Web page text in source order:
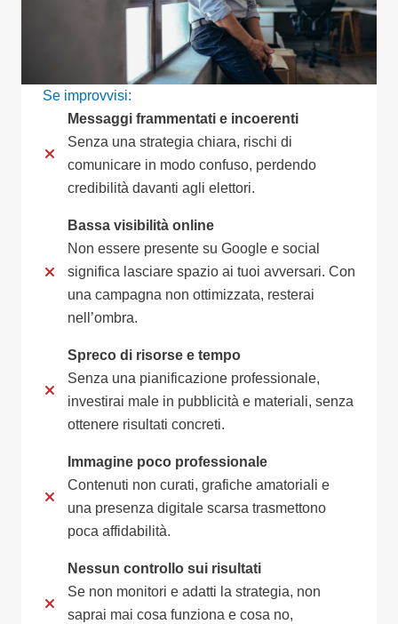
Se improvvisi:
Messaggi frammentati e incoerenti
Senza una strategia chiara, rischi di
comunicare in modo confuso, perdendo
credibilità davanti agli elettori.
Bassa visibilità online
Non essere presente su Google e social
significa lasciare spazio ai tuoi avversari. Con
una campagna non ottimizzata, resterai
nell’ombra.
Spreco di risorse e tempo
Senza una pianificazione professionale,
investirai male in pubblicità e materiali, senza
ottenere risultati concreti.
Immagine poco professionale
Contenuti non curati, grafiche amatoriali e
una presenza digitale scarsa trasmettono
poca affidabilità.
Nessun controllo sui risultati
Se non monitori e adatti la strategia, non
saprai mai cosa funziona e cosa no,